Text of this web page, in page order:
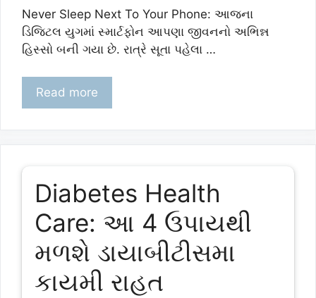
Never Sleep Next To Your Phone: આજના
ડિજિટલ યુગમાં સ્માર્ટફોન આપણા જીવનનો અભિન્ન
હિસ્સો બની ગયા છે. રાત્રે સૂતા પહેલા …
Read more
Diabetes Health
Care: આ 4 ઉપાયથી
મળશે ડાયાબીટીસમા
કાયમી રાહત